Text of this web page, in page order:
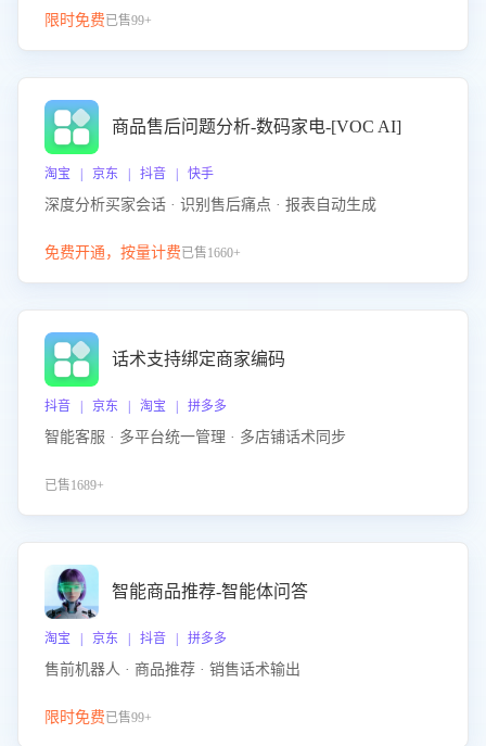
限时免费已售99+
商品售后问题分析-数码家电-[VOC AI]
淘宝 | 京东 | 抖音 | 快手
深度分析买家会话 · 识别售后痛点 · 报表自动生成
免费开通，按量计费已售1660+
话术支持绑定商家编码
抖音 | 京东 | 淘宝 | 拼多多
智能客服 · 多平台统一管理 · 多店铺话术同步
已售1689+
智能商品推荐-智能体问答
淘宝 | 京东 | 抖音 | 拼多多
售前机器人 · 商品推荐 · 销售话术输出
限时免费已售99+